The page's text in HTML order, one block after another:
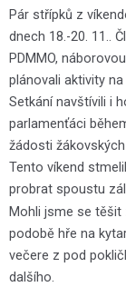
Pár střípků z
dnech 18.-20. 11..
PDMMO,
plánovali aktivity
Setkání navštívili i
parlamenťáci
žádosti
Tento víkend
probrat spoustu
Mohli jsme se těšit
podobě hře na
večere z pod
dalšího.